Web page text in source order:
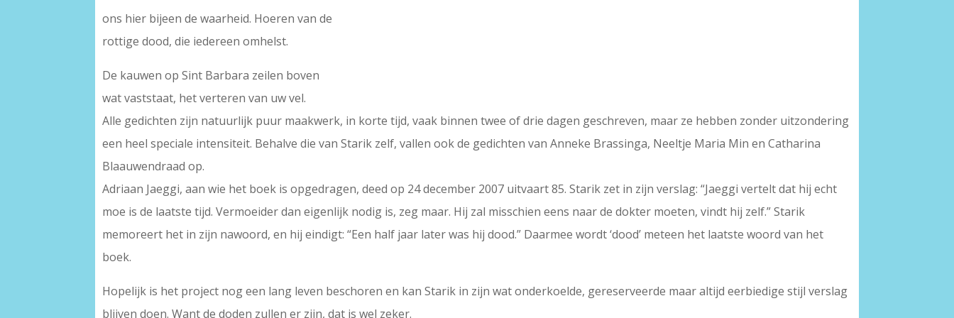
ons hier bijeen de waarheid. Hoeren van de
rottige dood, die iedereen omhelst.
De kauwen op Sint Barbara zeilen boven
wat vaststaat, het verteren van uw vel.
Alle gedichten zijn natuurlijk puur maakwerk, in korte tijd, vaak binnen twee of drie dagen geschreven, maar ze hebben zonder uitzondering
een heel speciale intensiteit. Behalve die van Starik zelf, vallen ook de gedichten van Anneke Brassinga, Neeltje Maria Min en Catharina
Blaauwendraad op.
Adriaan Jaeggi, aan wie het boek is opgedragen, deed op 24 december 2007 uitvaart 85. Starik zet in zijn verslag: “Jaeggi vertelt dat hij echt
moe is de laatste tijd. Vermoeider dan eigenlijk nodig is, zeg maar. Hij zal misschien eens naar de dokter moeten, vindt hij zelf.” Starik
memoreert het in zijn nawoord, en hij eindigt: “Een half jaar later was hij dood.” Daarmee wordt ‘dood’ meteen het laatste woord van het
boek.
Hopelijk is het project nog een lang leven beschoren en kan Starik in zijn wat onderkoelde, gereserveerde maar altijd eerbiedige stijl verslag
blijven doen. Want de doden zullen er zijn, dat is wel zeker.